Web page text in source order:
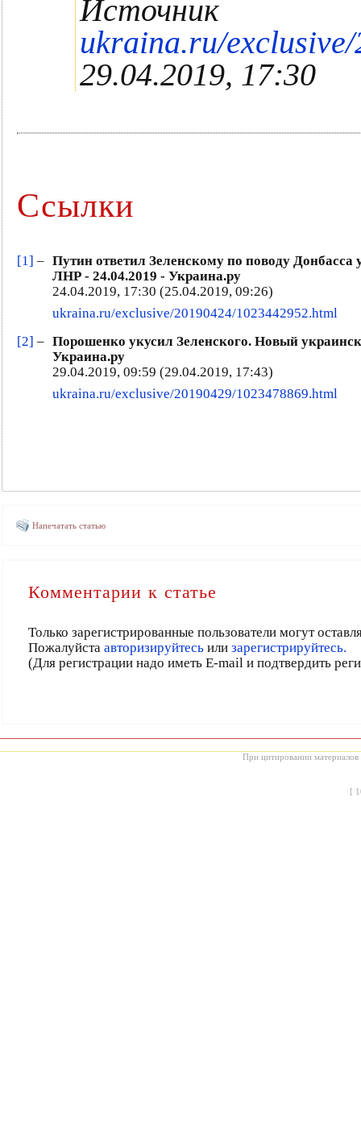
Источник
ukraina.ru/
29.04.2019, 17:30
Ссылки
[1] – Путин ответил Зеленскому по поводу
ЛНР - 24.04.2019 - Украина.ру
24.04.2019, 17:30 (25.04.2019, 09:26)
ukraina.ru/exclusive/20190424/1023442952.html
[2] – Порошенко укусил Зеленского. Новый
Украина.ру
29.04.2019, 09:59 (29.04.2019, 17:43)
ukraina.ru/exclusive/20190429/1023478869.html
Напечатать статью
Комментарии к статье
Только зарегистрированные пользователи могут
Пожалуйста авторизируйтесьили зарегистрируйтесь.
(Для регистрации надо иметь E-mail и подтвердить
При цитировании материалов
[